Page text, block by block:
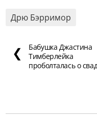
Дрю Бэрримор
❮
Бабушка Джастина
Тимберлейка
проболталась о